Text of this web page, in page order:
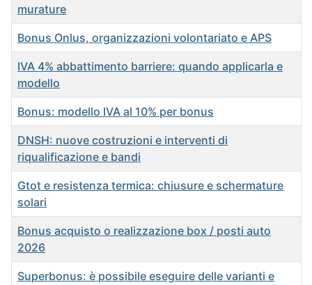
murature
Bonus Onlus, organizzazioni volontariato e APS
IVA 4% abbattimento barriere: quando applicarla e
modello
Bonus: modello IVA al 10% per bonus
DNSH: nuove costruzioni e interventi di
riqualificazione e bandi
Gtot e resistenza termica: chiusure e schermature
solari
Bonus acquisto o realizzazione box / posti auto
2026
Superbonus: è possibile eseguire delle varianti e